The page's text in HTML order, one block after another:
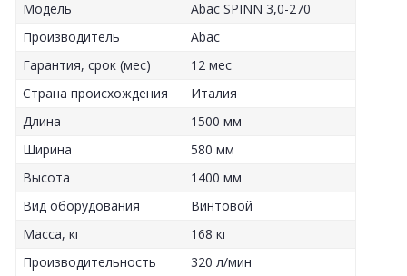
Модель
Abac SPINN 3,0-270
Производитель
Abac
Гарантия, срок (мес)
12 мес
Страна происхождения
Италия
Длина
1500 мм
Ширина
580 мм
Высота
1400 мм
Вид оборудования
Винтовой
Масса, кг
168 кг
Производительность
320 л/мин